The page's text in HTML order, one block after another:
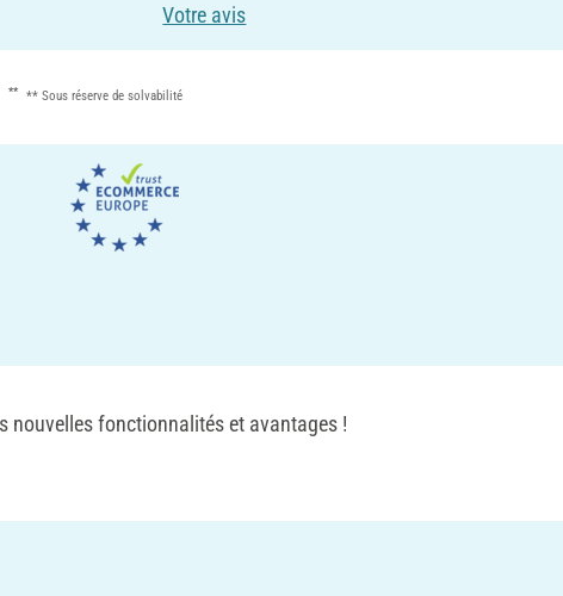
Votre avis
** ** Sous réserve de solvabilité
nouvelles fonctionnalités et avantages !